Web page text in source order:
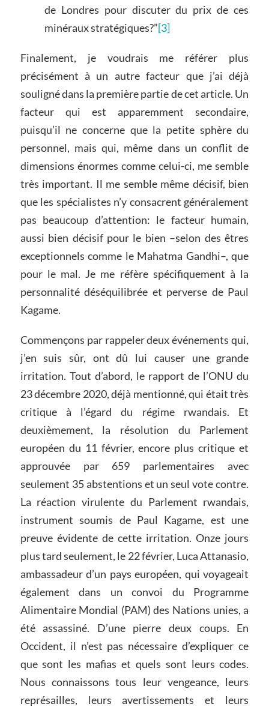
de Londres pour discuter du prix de ces
minéraux stratégiques?”[3]
Finalement, je voudrais me référer plus
précisément à un autre facteur que j’ai déjà
souligné dans la première partie de cet article. Un
facteur qui est apparemment secondaire,
puisqu’il ne concerne que la petite sphère du
personnel, mais qui, même dans un conflit de
dimensions énormes comme celui-ci, me semble
très important. Il me semble même décisif, bien
que les spécialistes n’y consacrent généralement
pas beaucoup d’attention: le facteur humain,
aussi bien décisif pour le bien –selon des êtres
exceptionnels comme le Mahatma Gandhi–, que
pour le mal. Je me réfère spécifiquement à la
personnalité déséquilibrée et perverse de Paul
Kagame.
Commençons par rappeler deux événements qui,
j’en suis sûr, ont dû lui causer une grande
irritation. Tout d’abord, le rapport de l’ONU du
23 décembre 2020, déjà mentionné, qui était très
critique à l’égard du régime rwandais. Et
deuxièmement, la résolution du Parlement
européen du 11 février, encore plus critique et
approuvée par 659 parlementaires avec
seulement 35 abstentions et un seul vote contre.
La réaction virulente du Parlement rwandais,
instrument soumis de Paul Kagame, est une
preuve évidente de cette irritation. Onze jours
plus tard seulement, le 22 février, Luca Attanasio,
ambassadeur d’un pays européen, qui voyageait
également dans un convoi du Programme
Alimentaire Mondial (PAM) des Nations unies, a
été assassiné. D’une pierre deux coups. En
Occident, il n’est pas nécessaire d’expliquer ce
que sont les mafias et quels sont leurs codes.
Nous connaissons tous leur vengeance, leurs
représailles, leurs avertissements et leurs